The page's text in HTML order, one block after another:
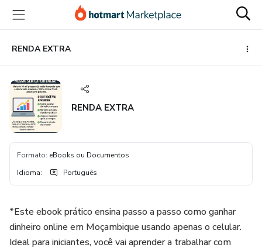
para
conteúdo
principal
para
pagamento
para
rodapéRENDA EXTRA
RENDA EXTRA
Formato: eBooks ou Documentos
Idioma: Português
*Este ebook prático ensina passo a passo como ganhar
dinheiro online em Moçambique usando apenas o celular.
Ideal para iniciantes, você vai aprender a trabalhar com